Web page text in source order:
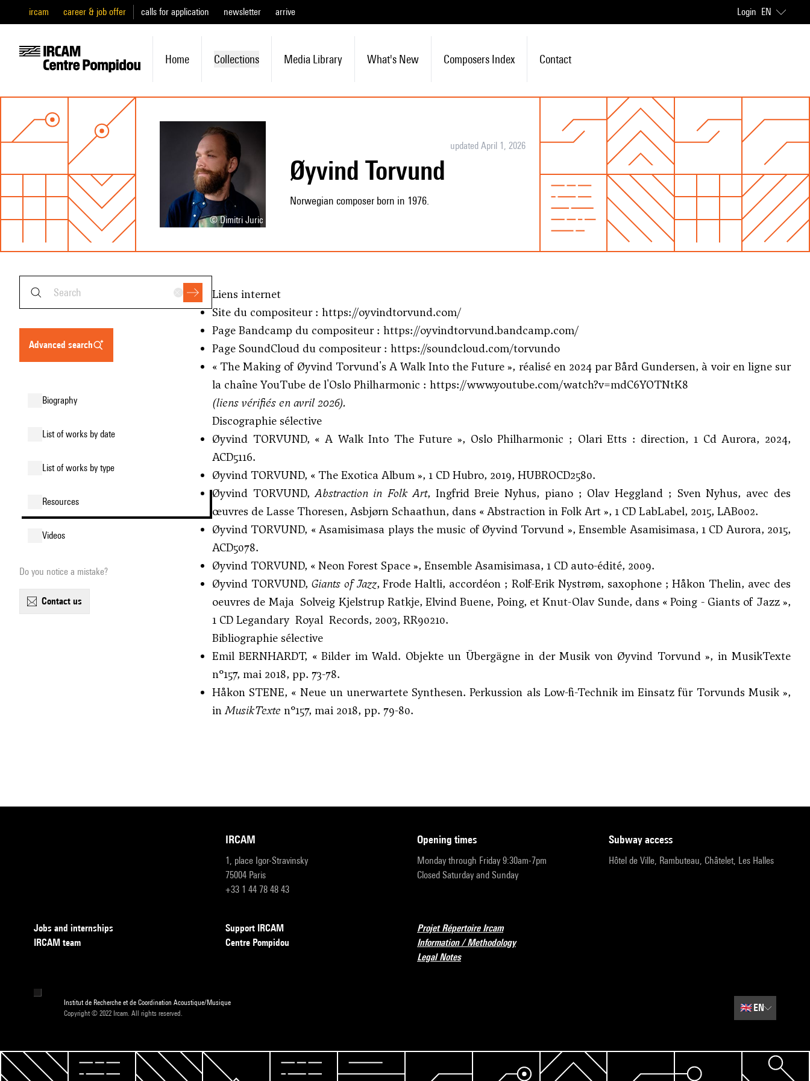
ircam career & job offer calls for application newsletter arrive Login EN
Home Collections Media Library What's New Composers Index Contact
© Dimitri Juric
updated April 1, 2026
Øyvind Torvund
Norwegian composer born in 1976.
advanced search
biography
list of works by date
list of works by type
resources
videos
Do you notice a mistake?
contact us
Liens internet
Site du compositeur : https://oyvindtorvund.com/
Page Bandcamp du compositeur : https://oyvindtorvund.bandcamp.com/
Page SoundCloud du compositeur : https://soundcloud.com/torvundo
« The Making of Øyvind Torvund's A Walk Into the Future », réalisé en 2024 par Bård Gundersen, à voir en ligne sur
la chaîne YouTube de l'Oslo Philharmonic : https://www.youtube.com/watch?v=mdC6YOTNtK8
(liens vérifiés en avril 2026).
Discographie sélective
Øyvind TORVUND, « A Walk Into The Future », Oslo Philharmonic ; Olari Etts : direction, 1 Cd Aurora, 2024,
ACD5116.
Øyvind TORVUND, « The Exotica Album », 1 CD Hubro, 2019, HUBROCD2580.
Øyvind TORVUND,Abstraction in Folk Art, Ingfrid Breie Nyhus, piano ; Olav Heggland ; Sven Nyhus, avec des
œuvres de Lasse Thoresen, Asbjørn Schaathun, dans « Abstraction in Folk Art », 1 CD LabLabel, 2015, LAB002.
Øyvind TORVUND, « Asamisimasa plays the music of Øyvind Torvund », Ensemble Asamisimasa, 1 CD Aurora, 2015,
ACD5078.
Øyvind TORVUND, « Neon Forest Space », Ensemble Asamisimasa, 1 CD auto-édité, 2009.
Øyvind TORVUND, Giants of Jazz, Frode Haltli, accordéon ; Rolf-Erik Nystrøm, saxophone ; Håkon Thelin, avec des
oeuvres de Maja Solveig Kjelstrup Ratkje, Elvind Buene, Poing, et Knut-Olav Sunde, dans « Poing - Giants of Jazz »,
1 CD Legandary Royal Records, 2003, RR90210.
Bibliographie sélective
Emil BERNHARDT, « Bilder im Wald. Objekte un Übergägne in der Musik von Øyvind Torvund », in MusikTexte
n°157, mai 2018, pp. 73-78.
Håkon STENE, « Neue un unerwartete Synthesen. Perkussion als Low-fi-Technik im Einsatz für Torvunds Musik »,
inMusikTexte n°157, mai 2018, pp. 79-80.
IRCAM
1, place Igor-Stravinsky
75004 Paris
+33 1 44 78 48 43
opening times
Monday through Friday 9:30am-7pm
Closed Saturday and Sunday
subway access
Hôtel de Ville, Rambuteau, Châtelet, Les Halles
Jobs and internships
IRCAM team
Support IRCAM
Centre Pompidou
Projet Répertoire Ircam
Information / Methodology
Legal Notes
Institut de Recherche et de Coordination Acoustique/Musique
Copyright © 2022 Ircam. All rights reserved.
🇬🇧EN